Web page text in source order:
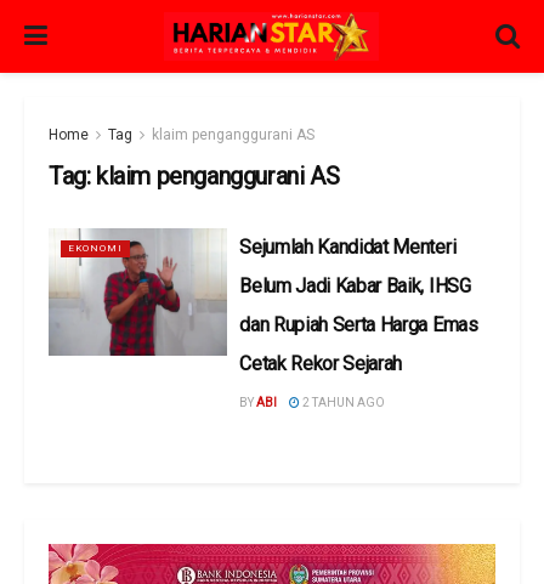
Home Tag klaim penganggurani AS
Tag: klaim penganggurani AS
EKONOMI
Sejumlah Kandidat Menteri
Belum Jadi Kabar Baik, IHSG
dan Rupiah Serta Harga Emas
Cetak Rekor Sejarah
BYABI 2 TAHUN AGO